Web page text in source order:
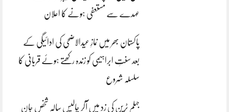
عہدے سے مستعفی ہونے کا اعلان
پاکستان بھر میں نمازِ عیدالاضحی کی ادائیگی کے
بعد سنتِ ابراہیمی کو زندہ رکھتے ہوئے قربانی کا
سلسلہ شروع
جہلم ٹرین کی زد میں آکر چالیس سالہ شخص جان